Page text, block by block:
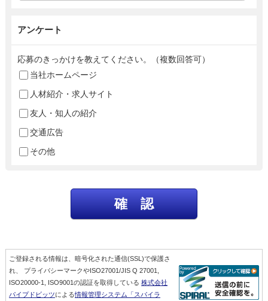
アンケート
応募のきっかけを教えてください。（複数回答可）
当社ホームページ
人材紹介・求人サイト
友人・知人の紹介
交通広告
その他
ご登録される情報は、暗号化された通信(SSL)で保護さ
れ、 プライバシーマークやISO27001/JIS Q 27001,
ISO20000-1, ISO9001の認証を取得している 株式会社
パイプドビッツによる情報管理システム「スパイラ